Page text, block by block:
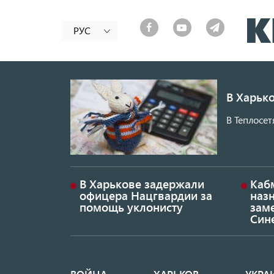
РУС
В
В
В Харькове задержали
офицера Нацгвардии за
помощь уклонисту